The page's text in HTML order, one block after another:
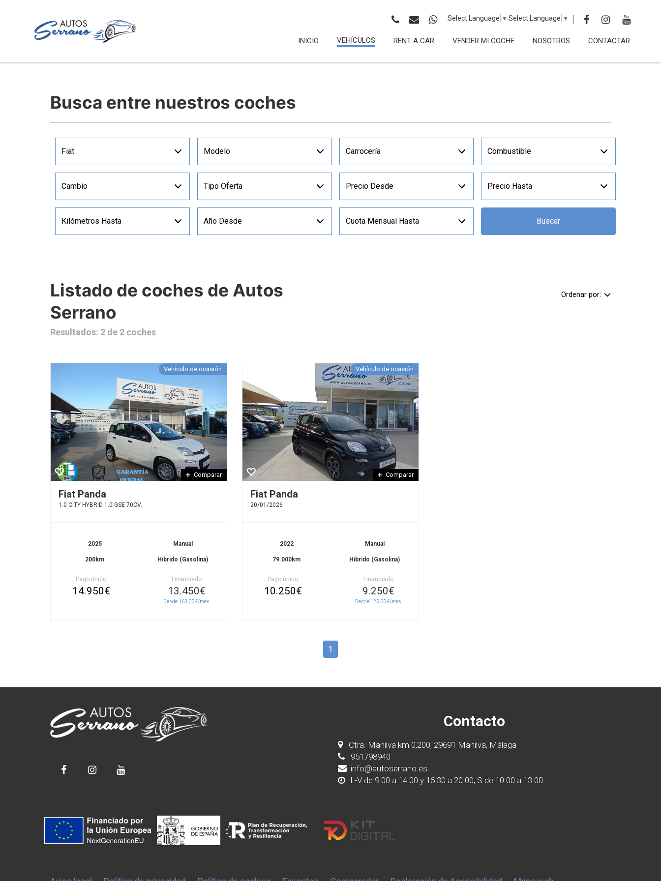
Select Language ▼ Select Language ▼
INICIO VEHÍCULOS RENT A CAR VENDER MI COCHE NOSOTROS CONTACTAR
Busca entre nuestros coches
Fiat Modelo Carrocería Combustible
Cambio Tipo Oferta Precio Desde Precio Hasta
Kilómetros Hasta Año Desde Cuota Mensual Hasta Buscar
Listado de coches de Autos
Serrano
Resultados: 2 de 2 coches
Ordenar por:
Vehículo de ocasión
Comparar
Fiat Panda
1.0 CITY HYBRID 1.0 GSE 70CV.
2025
200km
Manual
Híbrido (Gasolina)
Pago único
14.950€
Financiado
13.450€
Desde 163,00 €/mes
Vehículo de ocasión
Comparar
Fiat Panda
20/01/2026
2022
79.000km
Manual
Híbrido (Gasolina)
Pago único
10.250€
Financiado
9.250€
Desde 125,00 €/mes
1
Contacto
Ctra. Manilva km 0,200, 29691 Manilva, Málaga
951798940
info@autoserrano.es
L-V de 9:00 a 14:00 y 16:30 a 20:00, S de 10:00 a 13:00